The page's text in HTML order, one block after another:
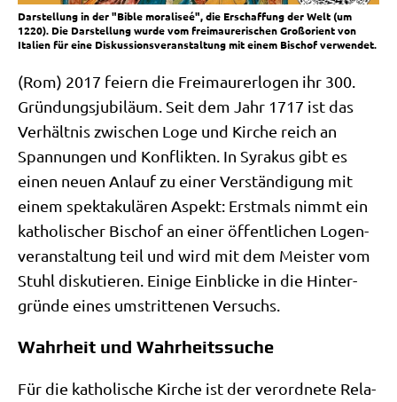
Darstellung in der "Bible moraliseé", die Erschaffung der Welt (um
1220). Die Darstellung wurde vom freimaurerischen Großorient von
Italien für eine Diskussionsveranstaltung mit einem Bischof verwendet.
(Rom) 2017 fei­ern die Frei­mau­rer­lo­gen ihr 300.
Grün­dungs­ju­bi­lä­um. Seit dem Jahr 1717 ist das
Ver­hält­nis zwi­schen Loge und Kir­che reich an
Span­nun­gen und Kon­flik­ten. In Syra­kus gibt es
einen neu­en Anlauf zu einer Ver­stän­di­gung mit
einem spek­ta­ku­lä­ren Aspekt: Erst­mals nimmt ein
katho­li­scher Bischof an einer öffent­li­chen Logen­
ver­an­stal­tung teil und wird mit dem Mei­ster vom
Stuhl dis­ku­tie­ren. Eini­ge Ein­blicke in die Hin­ter­
grün­de eines umstrit­te­nen Versuchs.
Wahrheit und Wahrheitssuche
Für die katho­li­sche Kir­che ist der ver­ord­ne­te Rela­